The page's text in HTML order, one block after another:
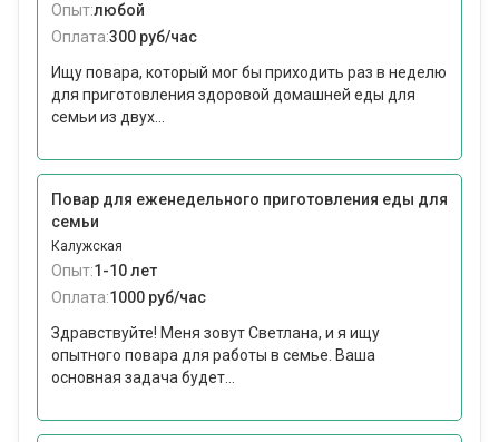
Опыт:любой
Оплата:300 руб/час
Ищу повара, который мог бы приходить раз в неделю
для приготовления здоровой домашней еды для
семьи из двух...
Повар для еженедельного приготовления еды для
семьи
Калужская
Опыт:1-10 лет
Оплата:1000 руб/час
Здравствуйте! Меня зовут Светлана, и я ищу
опытного повара для работы в семье. Ваша
основная задача будет...